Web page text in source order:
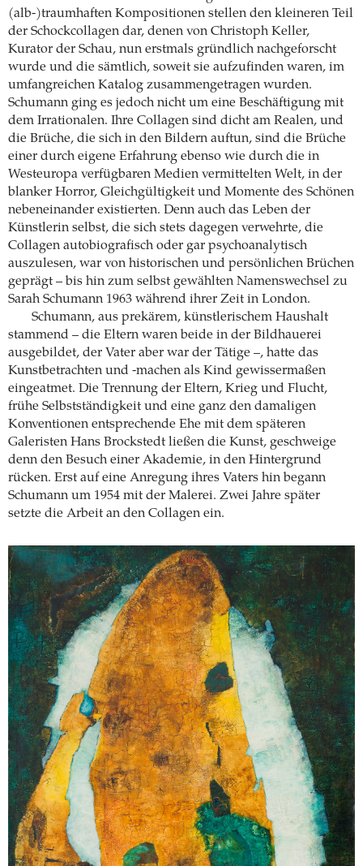
(alb-)traumhaften Kompositionen stellen den kleineren Teil
der Schockcollagen dar, denen von Christoph Keller,
Kurator der Schau, nun erstmals gründlich nachgeforscht
wurde und die sämtlich, soweit sie aufzufinden waren, im
umfangreichen Katalog zusammengetragen wurden.
Schumann ging es jedoch nicht um eine Beschäftigung mit
dem Irrationalen. Ihre Collagen sind dicht am Realen, und
die Brüche, die sich in den Bildern auftun, sind die Brüche
einer durch eigene Erfahrung ebenso wie durch die in
Westeuropa verfügbaren Medien vermittelten Welt, in der
blanker Horror, Gleichgültigkeit und Momente des Schönen
nebeneinander existierten. Denn auch das Leben der
Künstlerin selbst, die sich stets dagegen verwehrte, die
Collagen autobiografisch oder gar psychoanalytisch
auszulesen, war von historischen und persönlichen Brüchen
geprägt – bis hin zum selbst gewählten Namenswechsel zu
Sarah Schumann 1963 während ihrer Zeit in London.
Schumann, aus prekärem, künstlerischem Haushalt
stammend – die Eltern waren beide in der Bildhauerei
ausgebildet, der Vater aber war der Tätige –, hatte das
Kunstbetrachten und -machen als Kind gewissermaßen
eingeatmet. Die Trennung der Eltern, Krieg und Flucht,
frühe Selbstständigkeit und eine ganz den damaligen
Konventionen entsprechende Ehe mit dem späteren
Galeristen Hans Brockstedt ließen die Kunst, geschweige
denn den Besuch einer Akademie, in den Hintergrund
rücken. Erst auf eine Anregung ihres Vaters hin begann
Schumann um 1954 mit der Malerei. Zwei Jahre später
setzte die Arbeit an den Collagen ein.